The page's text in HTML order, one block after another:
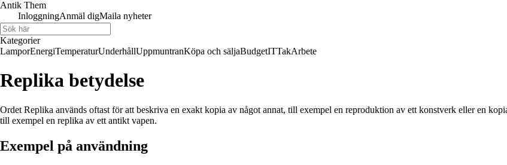
Antik Them
InloggningAnmäl digMaila nyheter
Kategorier
LamporEnergiTemperaturUnderhållUppmuntranKöpa och säljaBudgetITTakArbete
Replika betydelse
Ordet Replika används oftast för att beskriva en exakt kopia av något annat, till exempel en reproduktion av ett konstverk eller en
till exempel en replika av ett antikt vapen.
Exempel på användning